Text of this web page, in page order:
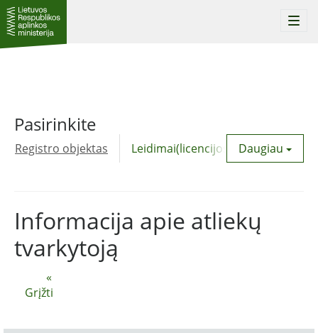
Pasirinkite
Registro objektas Leidimai(licencijos) Daugiau
«
Grįžti
Informacija apie atliekų
tvarkytoją